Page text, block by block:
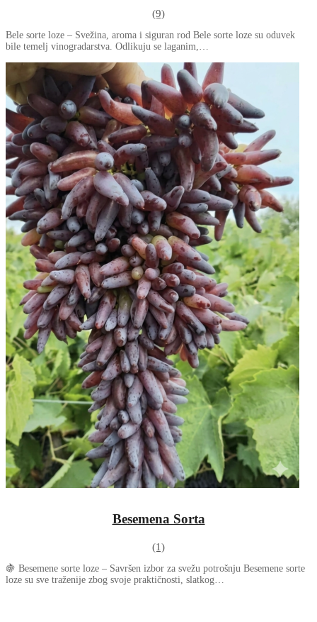
(9)
Bele sorte loze – Svežina, aroma i siguran rod Bele sorte loze su oduvek
bile temelj vinogradarstva. Odlikuju se laganim,…
Besemena Sorta
(1)
🍇 Besemene sorte loze – Savršen izbor za svežu potrošnju Besemene sorte
loze su sve traženije zbog svoje praktičnosti, slatkog…